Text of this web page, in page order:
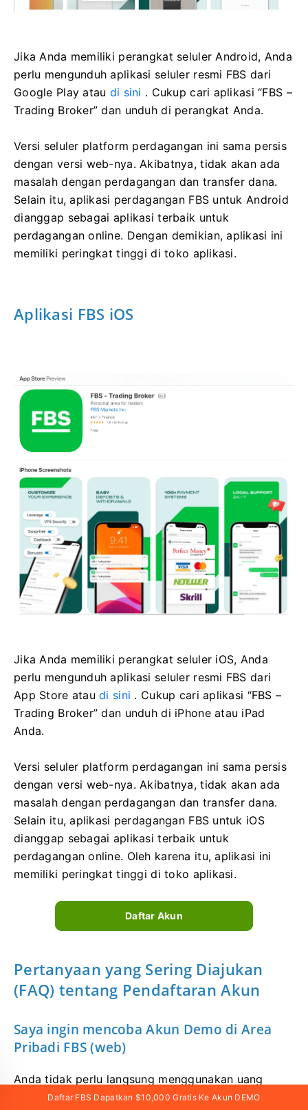
Jika Anda memiliki perangkat seluler Android, Anda
perlu mengunduh aplikasi seluler resmi FBS dari
Google Play atau di sini . Cukup cari aplikasi “FBS –
Trading Broker” dan unduh di perangkat Anda.
Versi seluler platform perdagangan ini sama persis
dengan versi web-nya. Akibatnya, tidak akan ada
masalah dengan perdagangan dan transfer dana.
Selain itu, aplikasi perdagangan FBS untuk Android
dianggap sebagai aplikasi terbaik untuk
perdagangan online. Dengan demikian, aplikasi ini
memiliki peringkat tinggi di toko aplikasi.
Aplikasi FBS iOS
Jika Anda memiliki perangkat seluler iOS, Anda
perlu mengunduh aplikasi seluler resmi FBS dari
App Store ataudi sini . Cukup cari aplikasi “FBS –
Trading Broker” dan unduh di iPhone atau iPad
Anda.
Versi seluler platform perdagangan ini sama persis
dengan versi web-nya. Akibatnya, tidak akan ada
masalah dengan perdagangan dan transfer dana.
Selain itu, aplikasi perdagangan FBS untuk iOS
dianggap sebagai aplikasi terbaik untuk
perdagangan online. Oleh karena itu, aplikasi ini
memiliki peringkat tinggi di toko aplikasi.
Daftar Akun
Pertanyaan yang Sering Diajukan
(FAQ) tentang Pendaftaran Akun
Saya ingin mencoba Akun Demo di Area
Pribadi FBS (web)
Anda tidak perlu langsung menggunakan uang
Anda sendiri untuk trading Forex. Kami menawarkan
Daftar FBS Dapatkan $10,000 Gratis Ke Akun DEMO